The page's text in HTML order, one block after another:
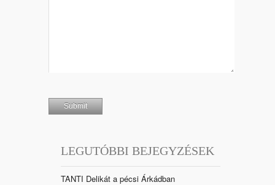
LEGUTÓBBI BEJEGYZÉSEK
TANTI Delikát a pécsi Árkádban